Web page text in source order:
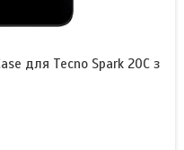
для Tecno Spark 20C з